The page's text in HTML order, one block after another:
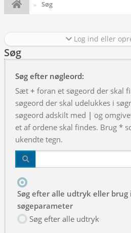
Søg
Log ind eller
Søg
Søg efter nøgleord:
Sæt + foran et søgeord der skal
søgeord der skal udelukkes i
søgeord adskilt med | og
et af ordene skal findes. Brug *
ukendte tegn.
Søg efter alle udtryk eller
søgeparameter
Søg efter alle udtryk